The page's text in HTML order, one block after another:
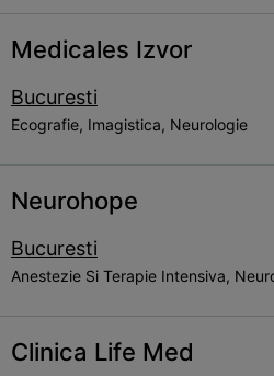
Medicales Izvor
Bucuresti
Ecografie, Imagistica, Neurologie
Neurohope
Bucuresti
Anestezie Si Terapie Intensiva,
Clinica Life Med